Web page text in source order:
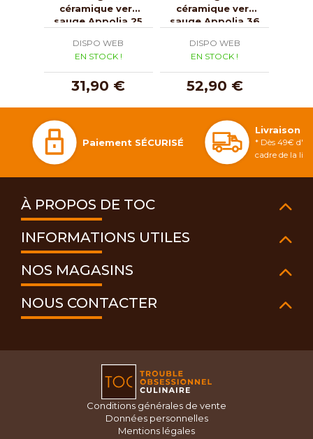
céramique vert
sauge Appolia 25
DISPO WEB
EN STOCK !
31,90 €
céramique vert
sauge Appolia 36
DISPO WEB
EN STOCK !
52,90 €
Paiement SÉCURISÉ
Livraison
* Dès 49€
cadre de la
À PROPOS DE TOC
INFORMATIONS UTILES
NOS MAGASINS
NOUS CONTACTER
Conditions générales de vente
Données personnelles
Mentions légales